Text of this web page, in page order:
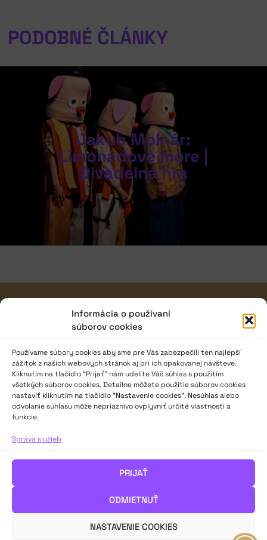
Informácia o používaní
súborov cookies
Používame súbory cookies aby sme pre Vás zabezpečili ten najlepší
zážitok z našich webových stránok aj pri ich opakovanej návšteve.
Kliknutím na tlačidlo “Prijať” nám udelíte Váš súhlas s použitím
všetkých súborov cookies. Detailne môžete použitie súborov cookies
nastaviť kliknutím na tlačidlo "Nastavenie cookies". Nesúhlas alebo
odvolanie súhlasu môže nepriaznivo ovplyvniť určité vlastnosti a
funkcie.
Správa služieb
PRIJAŤ
ODMIETNUŤ
NASTAVENIE COOKIES
PODOBNÉ ČLÁNKY
Jakub Molnár:
Limonádové more |
Divadelná hra
ISSN: 2730-1257
Nám. SNP č. 12, 812 34 Bratislava 1
Slovenská republika
2023–2025 ©Národné osvetové centrum
Logofont by